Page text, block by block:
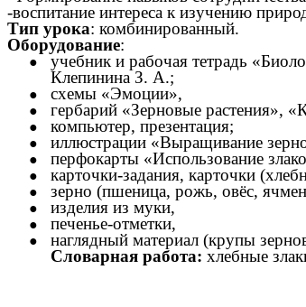
-воспитание интереса к изучению
Тип урока: комбинированный.
Оборудование:
учебник и рабочая тетрадь
Клепинина З. А.;
схемы «Эмоции»,
гербарий «Зерновые растения»,
компьютер, презентация;
иллюстрации «Выращивание
перфокарты «Использование
карточки-задания, карточки
зерно (пшеница, рожь, овёс,
изделия из муки,
печенье-отметки,
наглядный материал (крупы
Словарная работа: хлебные